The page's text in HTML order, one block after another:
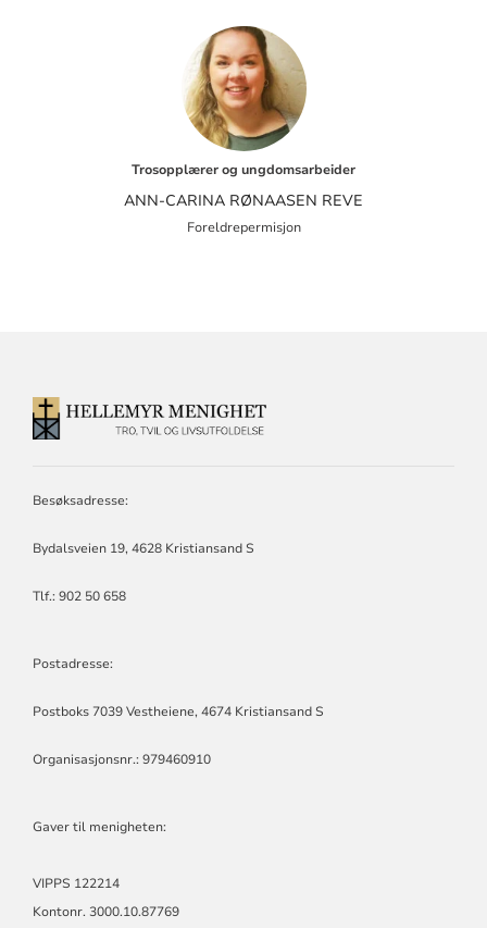
Trosopplærer og ungdomsarbeider
ANN-CARINA RØNAASEN REVE
Foreldrepermisjon
Besøksadresse:
Bydalsveien 19, 4628 Kristiansand S
Tlf.: 902 50 658
Postadresse:
Postboks 7039 Vestheiene, 4674 Kristiansand S
Organisasjonsnr.: 979460910
Gaver til menigheten:
VIPPS 122214
Kontonr. 3000.10.87769